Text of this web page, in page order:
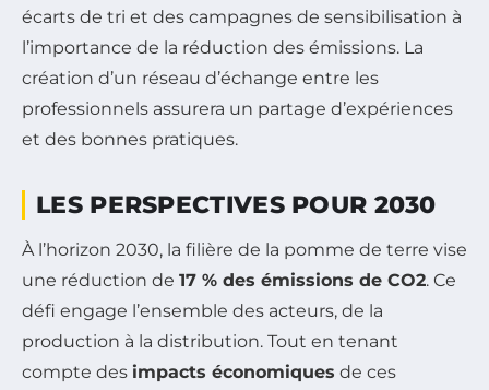
écarts de tri et des campagnes de sensibilisation à
l’importance de la réduction des émissions. La
création d’un réseau d’échange entre les
professionnels assurera un partage d’expériences
et des bonnes pratiques.
LES PERSPECTIVES POUR 2030
À l’horizon 2030, la filière de la pomme de terre vise
une réduction de 17 % des émissions de CO2. Ce
défi engage l’ensemble des acteurs, de la
production à la distribution. Tout en tenant
compte des impacts économiques de ces